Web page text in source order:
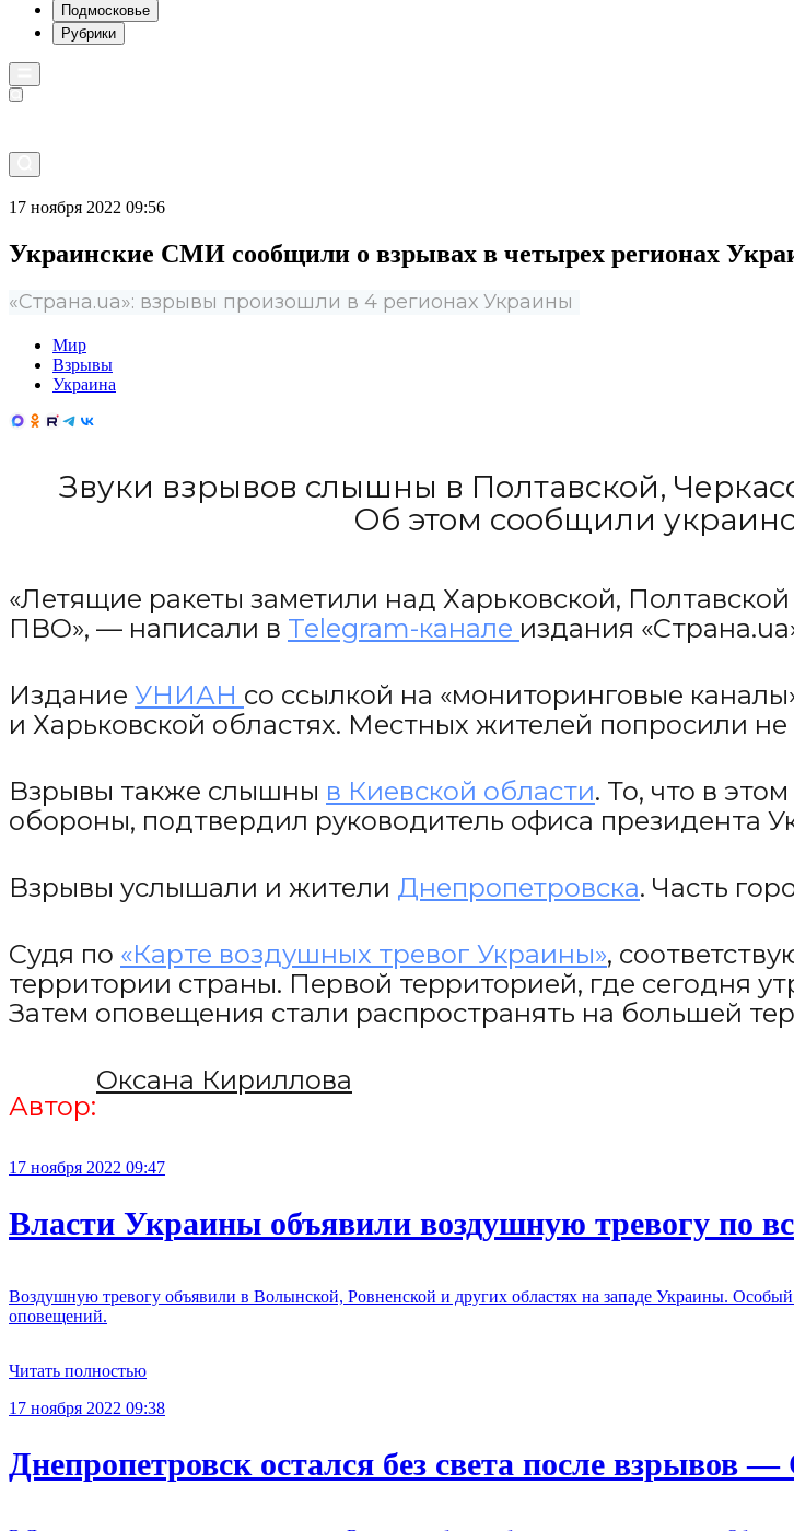
Подмосковье
Рубрики
17 ноября 2022 09:56
Украинские СМИ сообщили о взрывах в четырех регионах
«Страна.ua»: взрывы произошли в 4 регионах Украины
Мир
Взрывы
Украина
Звуки взрывов слышны в Полтавской,
Об этом сообщили
«Летящие ракеты заметили над Харьковской,
ПВО», — написали в Telegram-канале издания
Издание УНИАН со ссылкой на «мониторинговые
и Харьковской областях. Местных жителей попросили не
Взрывы также слышны в Киевской области. То, что в
обороны, подтвердил руководитель офиса президента
Взрывы услышали и жители Днепропетровска. Часть
Судя по «Карте воздушных тревог Украины»,
территории страны. Первой территорией, где сегодня
Затем оповещения стали распространять на большей
Автор:
Оксана Кириллова
17 ноября 2022 09:47
Власти Украины объявили воздушную тревогу по
Воздушную тревогу объявили в Волынской, Ровненской и других областях на западе Украины.
оповещений.
Читать полностью
17 ноября 2022 09:38
Днепропетровск остался без света после взрывов